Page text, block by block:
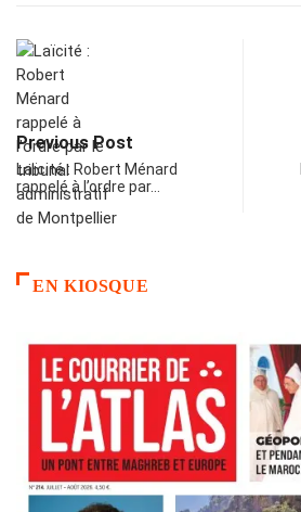
Previous Post
Laïcité : Robert Ménard
rappelé à l’ordre par…
EN KIOSQUE